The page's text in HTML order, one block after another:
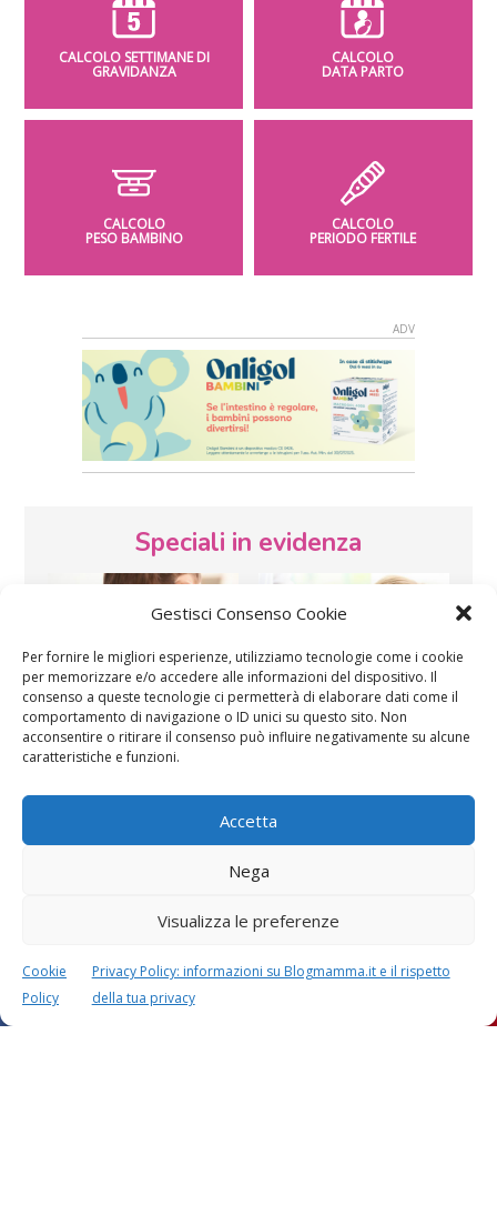
Gestisci Consenso Cookie
Per fornire le migliori esperienze, utilizziamo tecnologie come i cookie
per memorizzare e/o accedere alle informazioni del dispositivo. Il
consenso a queste tecnologie ci permetterà di elaborare dati come il
comportamento di navigazione o ID unici su questo sito. Non
acconsentire o ritirare il consenso può influire negativamente su alcune
caratteristiche e funzioni.
Accetta
Nega
Visualizza le preferenze
Cookie
Policy
Privacy Policy: informazioni su Blogmamma.it e il rispetto
della tua privacy
CALCOLO SETTIMANE DI
GRAVIDANZA
CALCOLO
DATA PARTO
CALCOLO
PESO BAMBINO
CALCOLO
PERIODO FERTILE
Speciali in evidenza
Vaccini SOS Pediatra
Festa della mamma: Le settimane di